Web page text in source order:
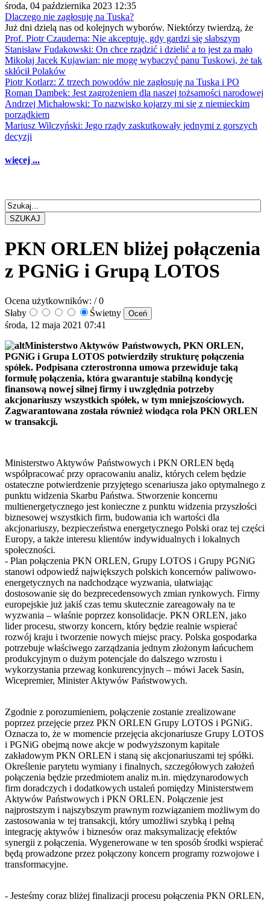
środa, 04 października 2023 12:35
Dlaczego nie zagłosuję na Tuska?
Już dni dzielą nas od kolejnych wyborów. Niektórzy twierdzą, że
Prof. Piotr Czauderna: Nie akceptuję, gdy gardzi się słabszym
Stanisław Fudakowski: On chce rządzić i dzielić a to jest za mało
Mikołaj Jacek Kujawian: nie mogę wybaczyć panu Tuskowi, że tak
skłócił Polaków
Piotr Kotlarz: Z trzech powodów nie zagłosuję na Tuska i PO
Roman Dambek: Jest zagrożeniem dla naszej tożsamości narodowej
Andrzej Michałowski: To nazwisko kojarzy mi się z niemieckim
porządkiem
Mariusz Wilczyński: Jego rządy zaskutkowały jednymi z gorszych
decyzji
więcej ...
SZUKAJ
PKN ORLEN bliżej połączenia
z PGNiG i Grupą LOTOS
Ocena użytkowników: / 0
Słaby
Świetny
środa, 12 maja 2021 07:41
Ministerstwo Aktywów Państwowych, PKN ORLEN,
PGNiG i Grupa LOTOS potwierdziły strukturę połączenia
spółek. Podpisana czterostronna umowa przewiduje taką
formułę połączenia, która gwarantuje stabilną kondycję
finansową nowej silnej firmy i uwzględnia potrzeby
akcjonariuszy wszystkich spółek, w tym mniejszościowych.
Zagwarantowana została również wiodąca rola PKN ORLEN
w transakcji.
Ministerstwo Aktywów Państwowych i PKN ORLEN będą
współpracować przy opracowaniu analiz, których celem będzie
ostateczne potwierdzenie przyjętego scenariusza jako optymalnego z
punktu widzenia Skarbu Państwa. Stworzenie koncernu
multienergetycznego jest konieczne z punktu widzenia przyszłości
biznesowej wszystkich firm, budowania ich wartości dla
akcjonariuszy, bezpieczeństwa energetycznego Polski oraz tej części
Europy, a także interesu klientów indywidualnych i lokalnych
społeczności.
- Plan połączenia PKN ORLEN, Grupy LOTOS i Grupy PGNiG
stanowi odpowiedź największych polskich koncernów paliwowo-
energetycznych na nadchodzące wyzwania, ułatwiając
dostosowanie się do bezprecedensowych zmian rynkowych. Firmy
europejskie już jakiś czas temu skutecznie zareagowały na te
wyzwania – właśnie poprzez konsolidacje. PKN ORLEN, jako
lider procesu, stworzy koncern, który będzie realnie wspierać
rozwój kraju i tworzenie nowych miejsc pracy. Polska gospodarka
potrzebuje właściwego zarządzania jednym złożonym łańcuchem
produkcyjnym o dużym potencjale do dalszego wzrostu i
wykorzystania przewag konkurencyjnych – mówi Jacek Sasin,
Wicepremier, Minister Aktywów Państwowych.
Zgodnie z porozumieniem, połączenie zostanie zrealizowane
poprzez przejęcie przez PKN ORLEN Grupy LOTOS i PGNiG.
Oznacza to, że w momencie przejęcia akcjonariusze Grupy LOTOS
i PGNiG obejmą nowe akcje w podwyższonym kapitale
zakładowym PKN ORLEN i staną się akcjonariuszami tej spółki.
Określenie parytetu wymiany i finalnych, szczegółowych założeń
połączenia będzie przedmiotem analiz m.in. międzynarodowych
firm doradczych i dodatkowych ustaleń pomiędzy Ministerstwem
Aktywów Państwowych i PKN ORLEN. Połączenie jest
najprostszym i najszybszym prawnym rozwiązaniem możliwym do
zastosowania w tej transakcji, który umożliwi szybką i pełną
integrację aktywów i biznesów oraz maksymalizację efektów
synergii z połączenia. Wygenerowane w ten sposób środki wspierać
będą prowadzone przez połączony koncern programy rozwojowe i
transformacyjne.
- Jesteśmy coraz bliżej finalizacji procesu połączenia PKN ORLEN,